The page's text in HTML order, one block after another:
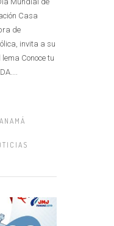
Casa
de
invita a su
Conoce tu